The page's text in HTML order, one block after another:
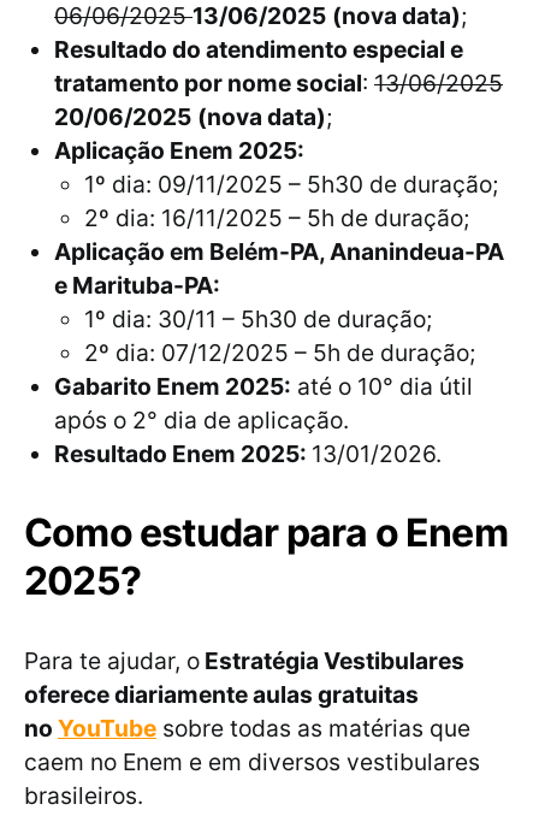
06/06/202513/06/2025 (nova data);
Resultado do atendimento especial e
tratamento por nome social: 13/06/2025
20/06/2025 (nova data);
Aplicação Enem 2025:
1º dia: 09/11/2025 – 5h30 de duração;
2º dia: 16/11/2025 – 5h de duração;
Aplicação em Belém-PA, Ananindeua-PA
e Marituba-PA:
1º dia: 30/11 – 5h30 de duração;
2º dia: 07/12/2025 – 5h de duração;
Gabarito Enem 2025: até o 10° dia útil
após o 2° dia de aplicação.
Resultado Enem 2025: 13/01/2026.
Como estudar para o Enem
2025?
Para te ajudar, o Estratégia Vestibulares
oferece diariamente aulas gratuitas
no YouTube sobre todas as matérias que
caem no Enem e em diversos vestibulares
brasileiros.